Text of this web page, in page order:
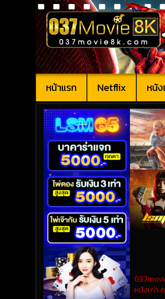
หน้าแรก Netflix หนัง
หนังเก่า